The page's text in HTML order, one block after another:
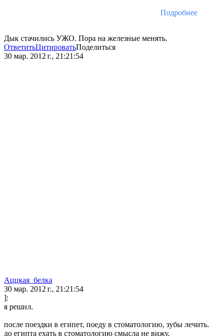
Подробнее
Дык стачились УЖО. Пора на железные менять.
ОтветитьЦитироватьПоделиться
30 мар. 2012 г., 21:21:54
Аццкая_белка
30 мар. 2012 г., 21:21:54
]:
я решил.
после поездки в египет, поеду в стоматологию, зубы лечить.
до египта ехать в стоматологию смысла не вижу.